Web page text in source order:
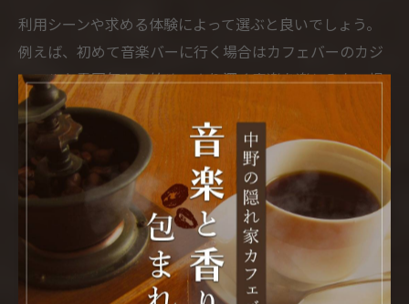
利用シーンや求める体験によって選ぶと良いでしょう。
例えば、初めて音楽バーに行く場合はカフェバーのカジ
ュアルな雰囲気から始め、より深く音楽を楽しみたい場
合はミュージックバーのイベントに参加するのがおすす
めです。
初めての方へカフェバーで楽し
むDJ